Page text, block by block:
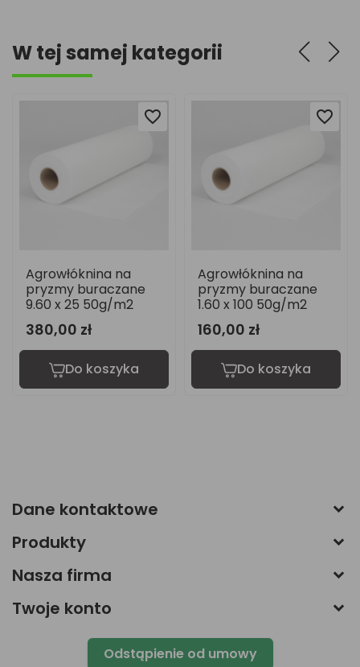
W tej samej kategorii
na
buraczane
x 25 50g/m2
zł
Do koszyka
Agrowłóknina na
pryzmy buraczane
1.60 x 100 50g/m2
160,00 zł
Do koszyka
Dane kontaktowe
Produkty
Nasza firma
Twoje konto
Odstąpienie od umowy